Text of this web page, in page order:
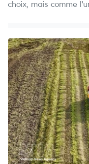
choix, mais comme